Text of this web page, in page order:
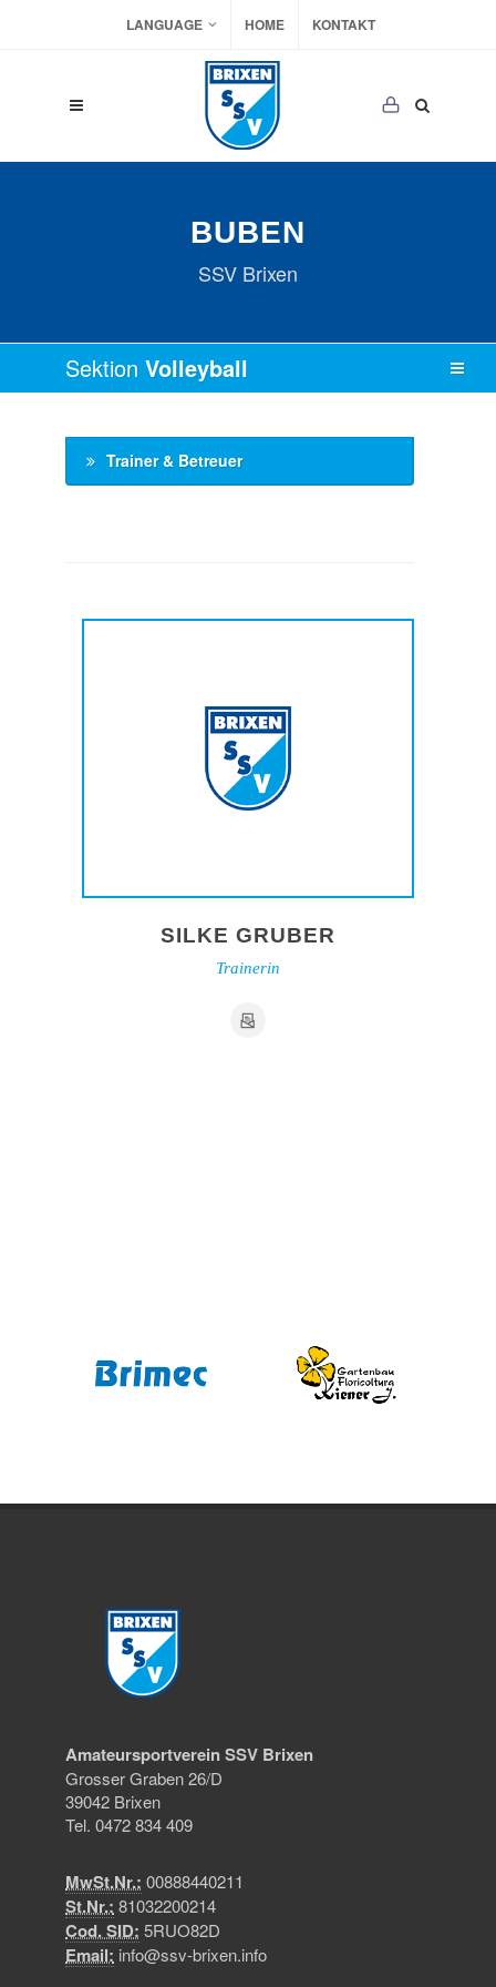
LANGUAGE HOME KONTAKT
BUBEN
SSV Brixen
Sektion Volleyball
Trainer & Betreuer
SILKE GRUBER
Trainerin
Amateursportverein SSV Brixen
Grosser Graben 26/D
39042 Brixen
Tel. 0472 834 409
MwSt.Nr.: 00888440211
St.Nr.: 81032200214
Cod. SID: 5RUO82D
Email: info@ssv-brixen.info